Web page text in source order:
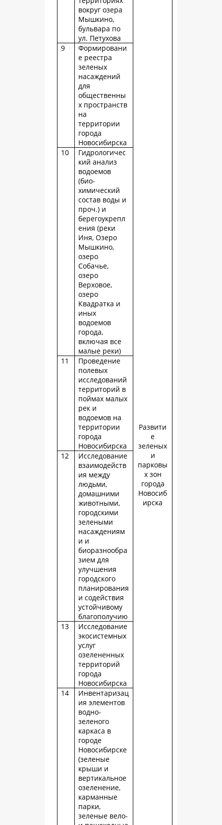
вокруг озера
Мышкино,
бульвара по
ул. Петухова
Развити
е
зеленых
и
парковы
х зон
города
Новосиб
ирска
9
Формировани
е реестра
зеленых
насаждений
для
общественны
х пространств
на
территории
города
Новосибирска
10
Гидрологичес
кий анализ
водоемов
(био-
химический
состав воды и
проч.) и
берегоукрепл
ения (реки
Иня, Озеро
Мышкино,
озеро
Собачье,
озеро
Верховое,
озеро
Квадратка и
иных
водоемов
города,
включая все
малые реки)
11
Проведение
полевых
исследований
территорий в
поймах малых
рек и
водоемов на
территории
города
Новосибирска
12
Исследование
взаимодейств
ия между
людьми,
домашними
животными,
городскими
зелеными
насаждениям
и и
биоразнообра
зием для
улучшения
городского
планирования
и содействия
устойчивому
благополучию
13
Исследование
экосистемных
услуг
озелененных
территорий
города
Новосибирска
14
Инвентаризац
ия элементов
водно-
зеленого
каркаса в
городе
Новосибирске
(зеленые
крыши и
вертикальное
озеленение,
карманные
парки,
зеленые вело-